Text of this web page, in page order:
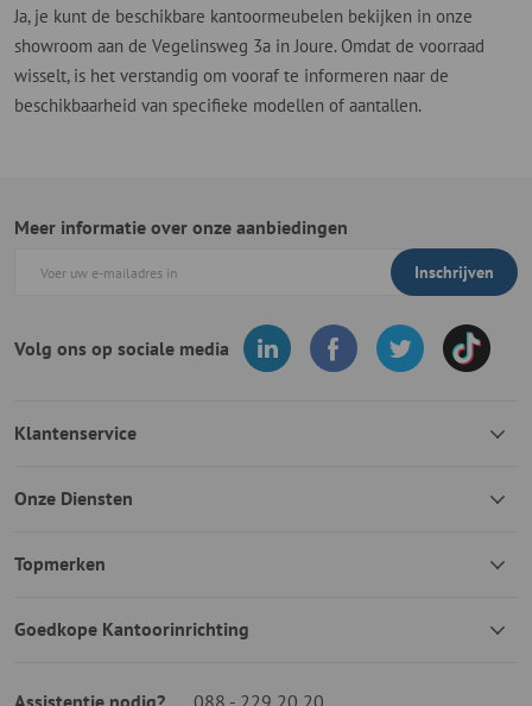
Ja, je kunt de beschikbare kantoormeubelen bekijken in onze
showroom aan de Vegelinsweg 3a in Joure. Omdat de voorraad
wisselt, is het verstandig om vooraf te informeren naar de
beschikbaarheid van specifieke modellen of aantallen.
Meer informatie over onze aanbiedingen
Inschrijven
Volg ons op sociale media
Klantenservice
Onze Diensten
Topmerken
Goedkope Kantoorinrichting
Assistentie nodig? 088 - 229 20 20